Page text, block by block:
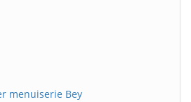
menuiserie Bey